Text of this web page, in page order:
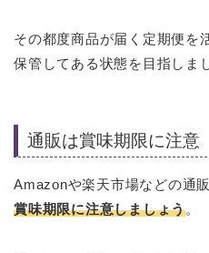
その都度商品が届く定期便を
保管してある状態を目指しま
通販は賞味期限に注意
Amazonや楽天市場などの通
賞味期限に注意しましょう。